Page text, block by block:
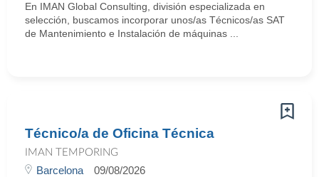
En IMAN Global Consulting, división especializada en
selección, buscamos incorporar unos/as Técnicos/as SAT
de Mantenimiento e Instalación de máquinas ...
Técnico/a de Oficina Técnica
IMAN TEMPORING
Barcelona 09/08/2026